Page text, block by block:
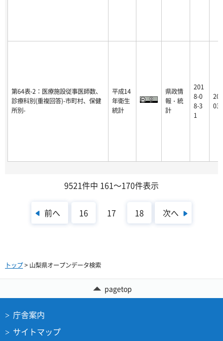
第64表-2：医療施設従事医師数、
診療科別(重複回答)-市町村、保健
所別-
平成14
年衛生
統計
県政情
報・統
計
201
8-0
8-3
1
9521件中 161～170件表示
前へ 16 17 18 次へ
トップ> 山梨県オープンデータ検索
pagetop
庁舎案内
サイトマップ